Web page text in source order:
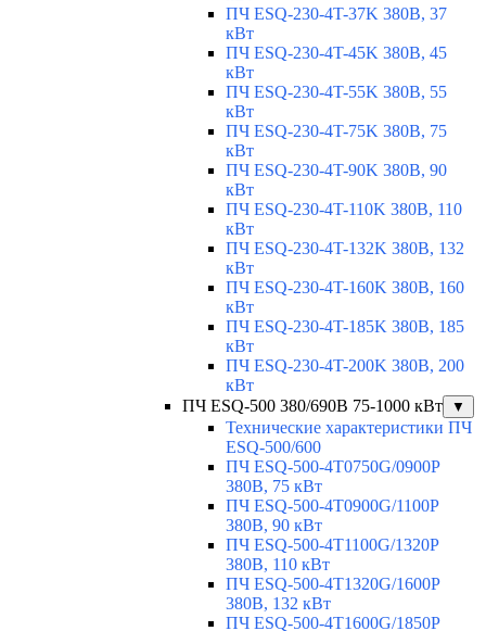
ПЧ ESQ-230-4T-37K 380В, 37
кВт
ПЧ ESQ-230-4T-45K 380В, 45
кВт
ПЧ ESQ-230-4T-55K 380В, 55
кВт
ПЧ ESQ-230-4T-75K 380В, 75
кВт
ПЧ ESQ-230-4T-90K 380В, 90
кВт
ПЧ ESQ-230-4T-110K 380В, 110
кВт
ПЧ ESQ-230-4T-132K 380В, 132
кВт
ПЧ ESQ-230-4T-160K 380В, 160
кВт
ПЧ ESQ-230-4T-185K 380В, 185
кВт
ПЧ ESQ-230-4T-200K 380В, 200
кВт
ПЧ ESQ-500 380/690В 75-1000 кВт
▼
Технические характеристики ПЧ
ESQ-500/600
ПЧ ESQ-500-4T0750G/0900P
380В, 75 кВт
ПЧ ESQ-500-4T0900G/1100P
380В, 90 кВт
ПЧ ESQ-500-4T1100G/1320P
380В, 110 кВт
ПЧ ESQ-500-4T1320G/1600P
380В, 132 кВт
ПЧ ESQ-500-4T1600G/1850P